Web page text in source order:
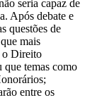
seria capaz de
Após debate e
questões de
mais
o Direito
que temas como
entre os